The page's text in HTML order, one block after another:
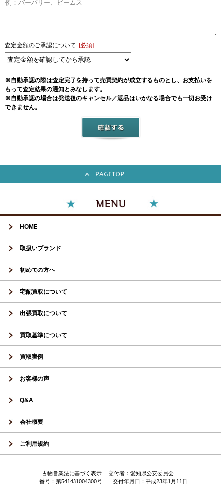
査定金額のご承認について [必須]
※自動承認の際は査定完了を持って売買契約が成立するものとし、お支払いを
もって査定結果の通知とみなします。
※自動承認の場合は発送後のキャンセル／返品はいかなる場合でも一切お受け
できません。
HOME
取扱いブランド
初めての方へ
宅配買取について
出張買取について
買取基準について
買取実例
お客様の声
Q&A
会社概要
ご利用規約
古物営業法に基づく表示 交付者：愛知県公安委員会
番号：第541431004300号 交付年月日：平成23年1月11日